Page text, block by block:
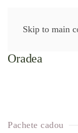
Skip to main
Pachete cadou